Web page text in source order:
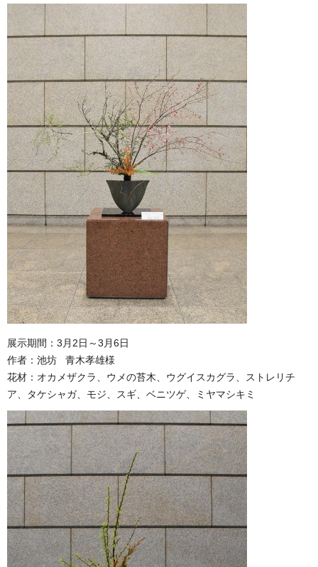
展示期間：3月2日～3月6日
作者：池坊 青木孝雄様
花材：オカメザクラ、ウメの苔木、ウグイスカグラ、ストレリチ
ア、タケシャガ、モジ、スギ、ベニツゲ、ミヤマシキミ